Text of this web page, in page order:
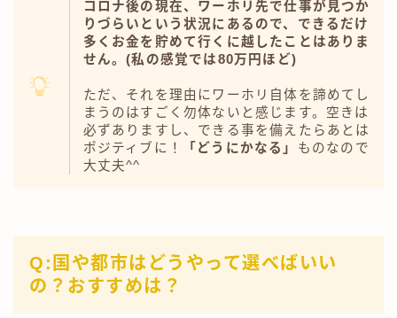
コロナ後の現在、ワーホリ先で仕事が見つか
りづらいという状況にあるので、できるだけ
多くお金を貯めて行くに越したことはありま
せん。(私の感覚では80万円ほど)
ただ、それを理由にワーホリ自体を諦めてし
まうのはすごく勿体ないと感じます。空きは
必ずありますし、できる事を備えたらあとは
ポジティブに！
「どうにかなる」 ものなので
大丈夫^^
Q:国や都市はどうやって選べばいい
の？おすすめは？